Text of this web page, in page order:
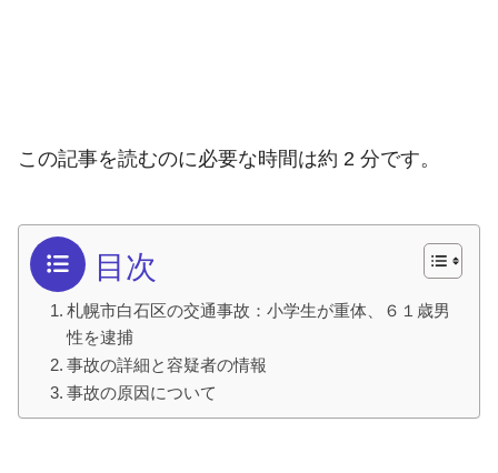
この記事を読むのに必要な時間は約 2 分です。
目次
札幌市白石区の交通事故：小学生が重体、６１歳男
性を逮捕
事故の詳細と容疑者の情報
事故の原因について